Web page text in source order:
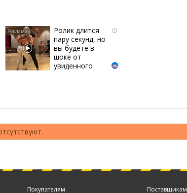
i
Ролик длится
пару секунд, но
вы будете в
шоке от
увиденного
Покупателям Поставщикам